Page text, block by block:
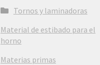
Tornos y laminadoras
Material de estibado para el
horno
Materias primas